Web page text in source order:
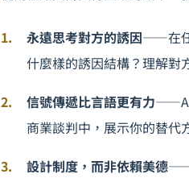
永遠思考對方的誘因——在
什麼樣的誘因結構？理解對
信號傳遞比言語更有力
商業談判中，展示你的替代
設計制度，而非依賴美德——